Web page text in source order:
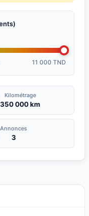
11 000 TND
Kilométrage
350 000 km
Annonces
3